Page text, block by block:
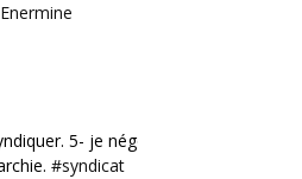
5- je négocie
#syndicat